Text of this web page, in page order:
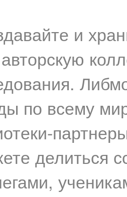
и
авторскую
по всему
делиться